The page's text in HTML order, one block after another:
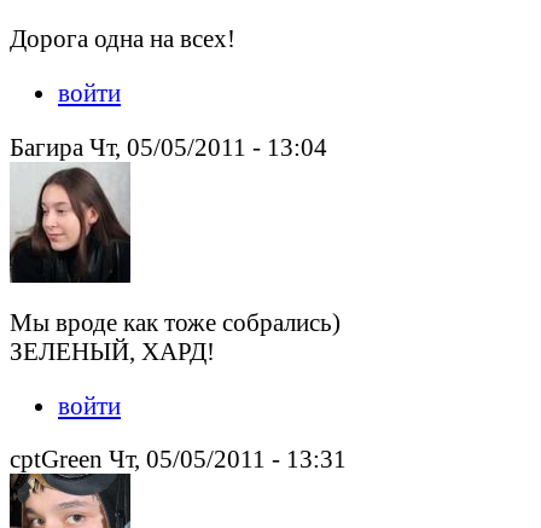
Дорога одна на всех!
войти
Багира Чт, 05/05/2011 - 13:04
Мы вроде как тоже собрались)
ЗЕЛЕНЫЙ, ХАРД!
войти
cptGreen Чт, 05/05/2011 - 13:31